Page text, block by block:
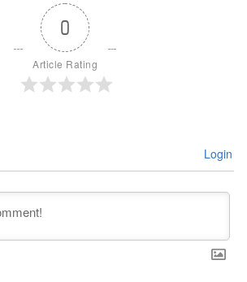
0
Article Rating
Login